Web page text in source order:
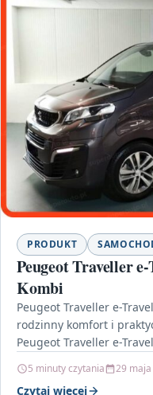
PRODUKT
Peugeot Traveller
Kombi
Peugeot Traveller e-
rodzinny komfort i
Peugeot Traveller e-
5 minuty czytania 29
Czytaj więcej